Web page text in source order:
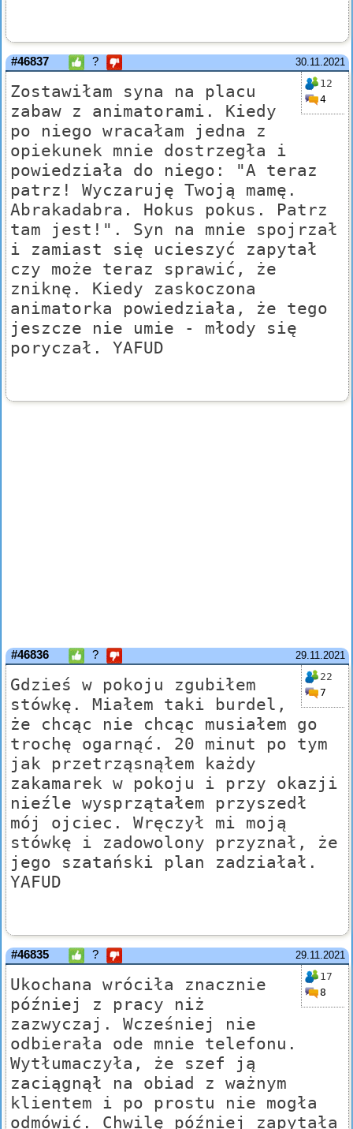
30.11.2021
#46837 ?
12
4
Zostawiłam syna na placu
zabaw z animatorami. Kiedy
po niego wracałam jedna z
opiekunek mnie dostrzegła i
powiedziała do niego: "A teraz
patrz! Wyczaruję Twoją mamę.
Abrakadabra. Hokus pokus. Patrz
tam jest!". Syn na mnie spojrzał
i zamiast się ucieszyć zapytał
czy może teraz sprawić, że
zniknę. Kiedy zaskoczona
animatorka powiedziała, że tego
jeszcze nie umie - młody się
poryczał. YAFUD
29.11.2021
#46836 ?
22
7
Gdzieś w pokoju zgubiłem
stówkę. Miałem taki burdel,
że chcąc nie chcąc musiałem go
trochę ogarnąć. 20 minut po tym
jak przetrząsnąłem każdy
zakamarek w pokoju i przy okazji
nieźle wysprzątałem przyszedł
mój ojciec. Wręczył mi moją
stówkę i zadowolony przyznał, że
jego szatański plan zadziałał.
YAFUD
29.11.2021
#46835 ?
17
8
Ukochana wróciła znacznie
później z pracy niż
zazwyczaj. Wcześniej nie
odbierała ode mnie telefonu.
Wytłumaczyła, że szef ją
zaciągnął na obiad z ważnym
klientem i po prostu nie mogła
odmówić. Chwilę później zapytała